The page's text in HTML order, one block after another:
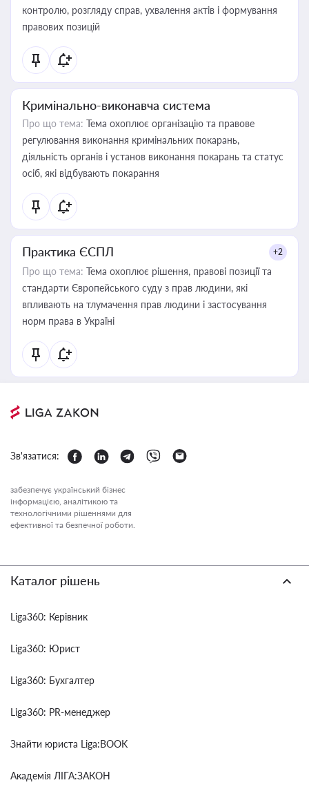
контролю, розгляду справ, ухвалення актів і формування
правових позицій
Кримінально-виконавча система
Про що тема: Тема охоплює організацію та правове
регулювання виконання кримінальних покарань,
діяльність органів і установ виконання покарань та статус
осіб, які відбувають покарання
Практика ЄСПЛ +2
Про що тема: Тема охоплює рішення, правові позиції та
стандарти Європейського суду з прав людини, які
впливають на тлумачення прав людини і застосування
норм права в Україні
Зв'язатися:
забезпечує український бізнес
інформацією, аналітикою та
технологічними рішеннями для
ефективної та безпечної роботи.
Каталог рішень
Liga360: Керівник
Liga360: Юрист
Liga360: Бухгалтер
Liga360: PR-менеджер
Знайти юриста Liga:BOOK
Академія ЛІГА:ЗАКОН